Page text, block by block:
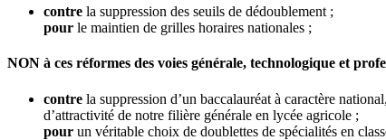
contre la suppression des seuils de dédoublement ;
pour le maintien de grilles horaires nationales ;
NON à ces réformes des voies générale, technologique et
contre la suppression d’un baccalauréat à caractère
d’attractivité de notre filière générale en lycée agricole ;
pour un véritable choix de doublettes de spécialités en